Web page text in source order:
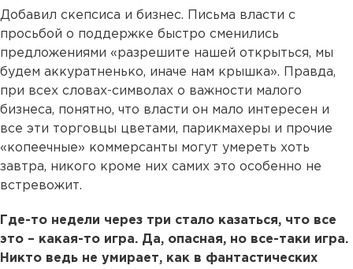
Добавил скепсиса и бизнес. Письма власти с
просьбой о поддержке быстро сменились
предложениями «разрешите нашей открыться, мы
будем аккуратненько, иначе нам крышка». Правда,
при всех словах-символах о важности малого
бизнеса, понятно, что власти он мало интересен и
все эти торговцы цветами, парикмахеры и прочие
«копеечные» коммерсанты могут умереть хоть
завтра, никого кроме них самих это особенно не
встревожит.
Где-то недели через три стало казаться, что все
это – какая-то игра. Да, опасная, но все-таки игра.
Никто ведь не умирает, как в фантастических